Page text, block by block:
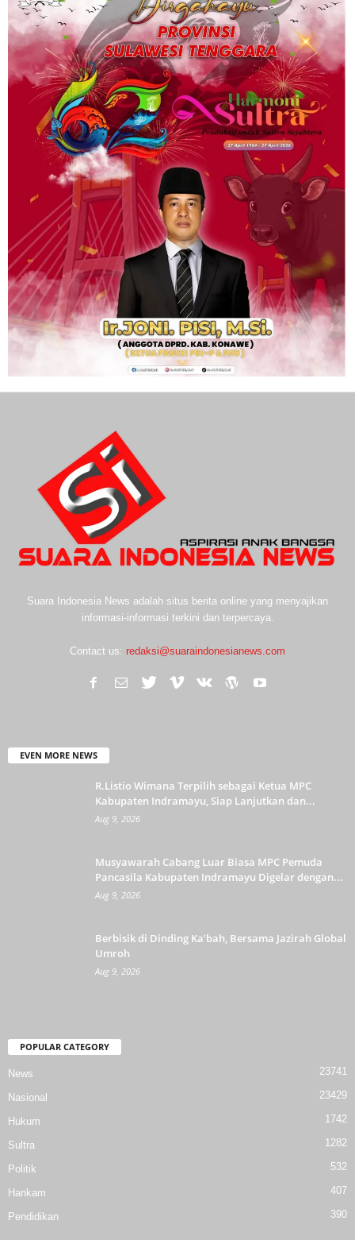
Suara Indonesia News adalah situs berita online yang menyajikan
informasi-informasi terkini dan terpercaya.
Contact us: redaksi@suaraindonesianews.com
EVEN MORE NEWS
R.Listio Wimana Terpilih sebagai Ketua MPC
Kabupaten Indramayu, Siap Lanjutkan dan...
Aug 9, 2026
Musyawarah Cabang Luar Biasa MPC Pemuda
Pancasila Kabupaten Indramayu Digelar dengan...
Aug 9, 2026
Berbisik di Dinding Ka’bah, Bersama Jazirah Global
Umroh
Aug 9, 2026
POPULAR CATEGORY
News 23741
Nasional 23429
Hukum 1742
Sultra 1282
Politik 532
Hankam 407
Pendidikan 390